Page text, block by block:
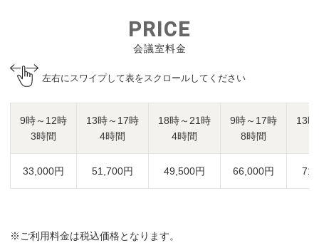
PRICE
会議室料金
左右にスワイプして表をスクロールしてください
9時～12時
3時間
13時～17時
4時間
18時～21時
4時間
9時～17時
8時間
13
33,000円 51,700円 49,500円 66,000円
※ご利用料金は税込価格となります。